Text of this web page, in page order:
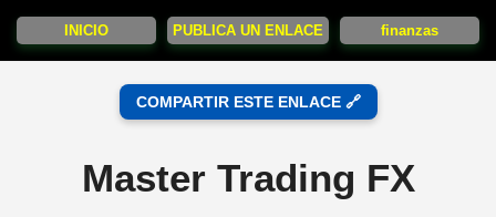
INICIO PUBLICA UN ENLACE finanzas
COMPARTIR ESTE ENLACE 🔗
Master Trading FX